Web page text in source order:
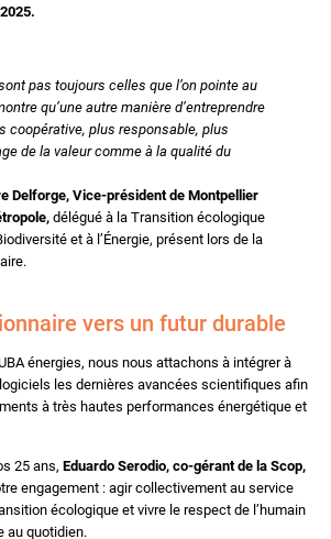
pas toujours celles que l’on pointe au
qu’une autre manière d’entreprendre
coopérative, plus responsable, plus
de la valeur comme à la qualité du
Delforge, Vice-président de Montpellier
délégué à la Transition écologique
et à l’Énergie, présent lors de la
vers un futur durable
énergies, nous nous attachons à intégrer à
les dernières avancées scientifiques afin
à très hautes performances énergétique et
25 ans, Eduardo Serodio, co-gérant de la Scop,
engagement : agir collectivement au service
écologique et vivre le respect de l’humain
au quotidien.